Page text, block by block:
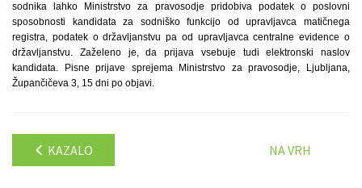
sodnika lahko Ministrstvo za pravosodje pridobiva podatek o poslovni
sposobnosti kandidata za sodniško funkcijo od upravljavca matičnega
registra, podatek o državljanstvu pa od upravljavca centralne evidence o
državljanstvu. Zaželeno je, da prijava vsebuje tudi elektronski naslov
kandidata. Pisne prijave sprejema Ministrstvo za pravosodje, Ljubljana,
Župančičeva 3, 15 dni po objavi.
KAZALO NA VRH